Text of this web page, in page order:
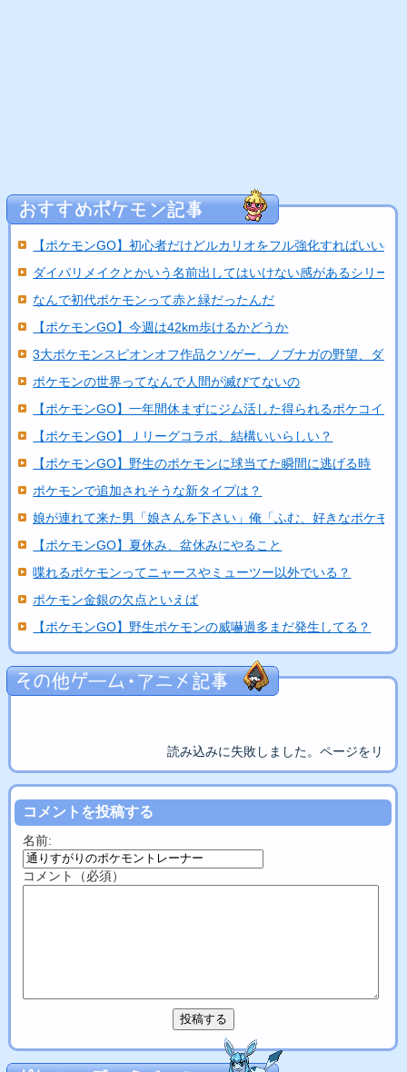
【ポケモンGO】初心者だけどルカリオをフル強化すればいいの
ダイパリメイクとかいう名前出してはいけない感があるシリーズ
なんで初代ポケモンって赤と緑だったんだ
【ポケモンGO】今週は42km歩けるかどうか
3大ポケモンスピオンオフ作品クソゲー、ノブナガの野望、ダッ...
ポケモンの世界ってなんで人間が滅びてないの
【ポケモンGO】一年間休まずにジム活した得られるポケコイン...
【ポケモンGO】Ｊリーグコラボ、結構いいらしい？
【ポケモンGO】野生のポケモンに球当てた瞬間に逃げる時
ポケモンで追加されそうな新タイプは？
娘が連れて来た男「娘さんを下さい」俺「ふむ、好きなポケモン
【ポケモンGO】夏休み、盆休みにやること
喋れるポケモンってニャースやミューツー以外でいる？
ポケモン金銀の欠点といえば
【ポケモンGO】野生ポケモンの威嚇過多まだ発生してる？
読み込みに失敗しました。ページをリロ
コメントを投稿する
名前:
コメント（必須）